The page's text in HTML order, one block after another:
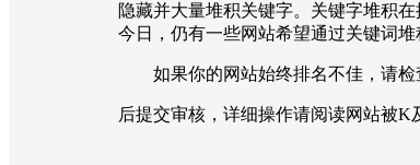
隐藏并大量堆积关键字。关键字堆积
今日，仍有一些网站希望通过关键词
如果你的网站始终排名不佳，请检
后提交审核，详细操作请阅读网站被K